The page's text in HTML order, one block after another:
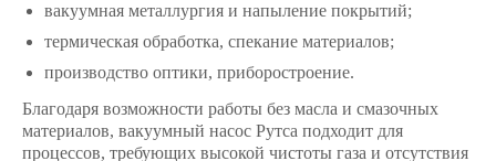
вакуумная металлургия и напыление покрытий;
термическая обработка, спекание материалов;
производство оптики, приборостроение.
Благодаря возможности работы без масла и смазочных
материалов, вакуумный насос Рутса подходит для
процессов, требующих высокой чистоты газа и отсутствия